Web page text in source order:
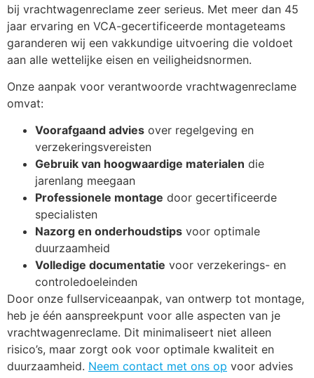
bij vrachtwagenreclame zeer serieus. Met meer dan 45
jaar ervaring en VCA-gecertificeerde montageteams
garanderen wij een vakkundige uitvoering die voldoet
aan alle wettelijke eisen en veiligheidsnormen.
Onze aanpak voor verantwoorde vrachtwagenreclame
omvat:
Voorafgaand advies over regelgeving en
verzekeringsvereisten
Gebruik van hoogwaardige materialen die
jarenlang meegaan
Professionele montage door gecertificeerde
specialisten
Nazorg en onderhoudstips voor optimale
duurzaamheid
Volledige documentatie voor verzekerings- en
controledoeleinden
Door onze fullserviceaanpak, van ontwerp tot montage,
heb je één aanspreekpunt voor alle aspecten van je
vrachtwagenreclame. Dit minimaliseert niet alleen
risico’s, maar zorgt ook voor optimale kwaliteit en
duurzaamheid. Neem contact met ons op voor advies